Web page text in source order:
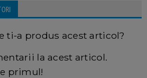
ti-a produs acest articol?
la acest articol.
primul!